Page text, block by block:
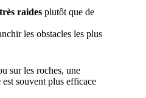
raides plutôt que de
les obstacles les plus
sur les roches, une
est souvent plus efficace